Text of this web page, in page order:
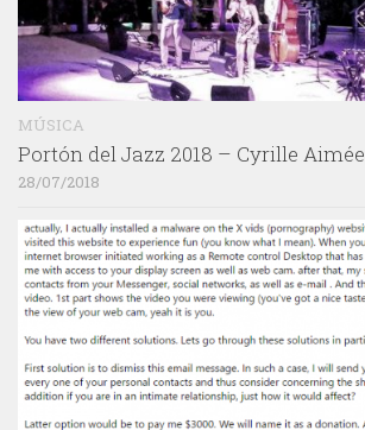
MÚSICA
Portón del Jazz 2018 – Cyrille Aimée
28/07/2018